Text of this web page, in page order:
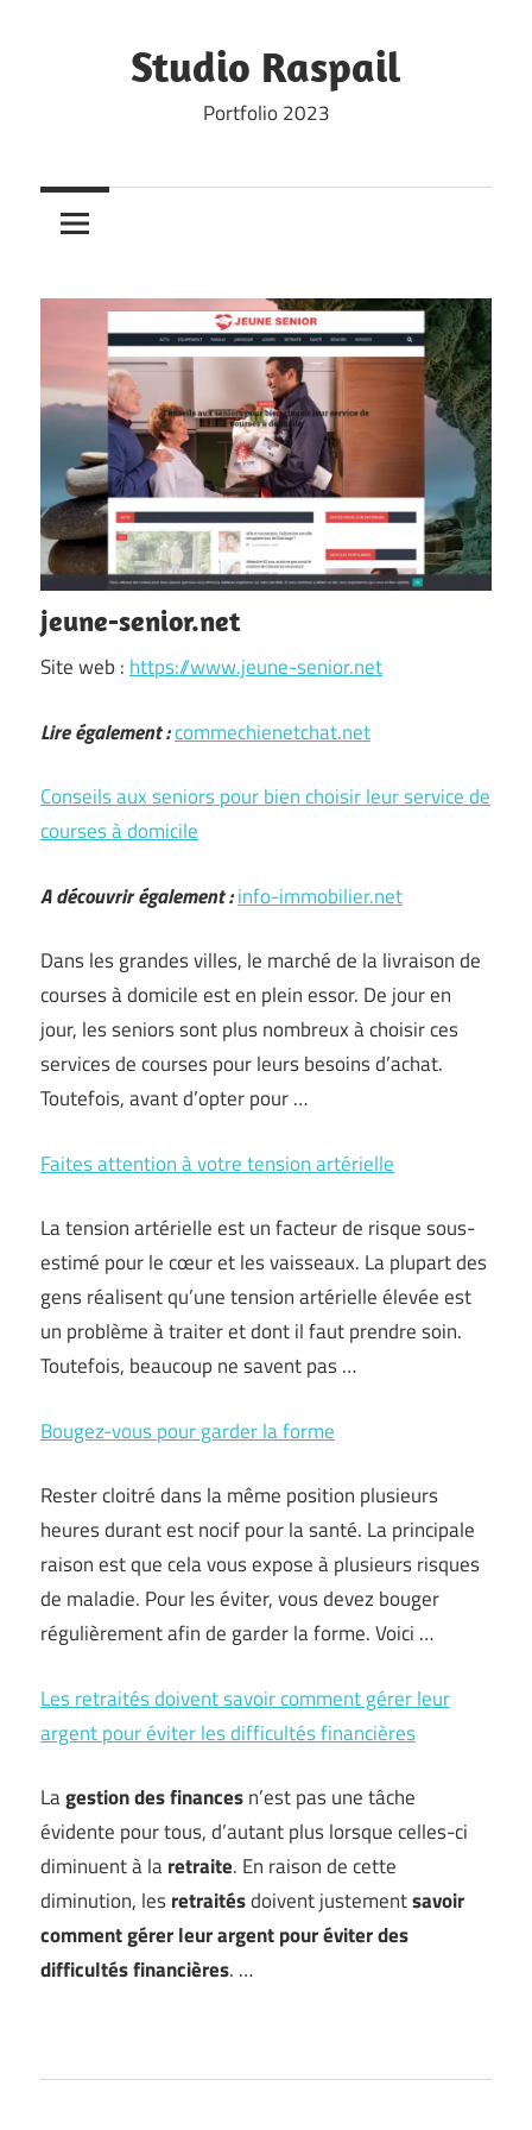
Studio Raspail
Portfolio 2023
jeune-senior.net
Site web : https://www.jeune-senior.net
Lire également :commechienetchat.net
Conseils aux seniors pour bien choisir leur service de
courses à domicile
A découvrir également :info-immobilier.net
Dans les grandes villes, le marché de la livraison de
courses à domicile est en plein essor. De jour en
jour, les seniors sont plus nombreux à choisir ces
services de courses pour leurs besoins d’achat.
Toutefois, avant d’opter pour …
Faites attention à votre tension artérielle
La tension artérielle est un facteur de risque sous-
estimé pour le cœur et les vaisseaux. La plupart des
gens réalisent qu’une tension artérielle élevée est
un problème à traiter et dont il faut prendre soin.
Toutefois, beaucoup ne savent pas …
Bougez-vous pour garder la forme
Rester cloitré dans la même position plusieurs
heures durant est nocif pour la santé. La principale
raison est que cela vous expose à plusieurs risques
de maladie. Pour les éviter, vous devez bouger
régulièrement afin de garder la forme. Voici …
Les retraités doivent savoir comment gérer leur
argent pour éviter les difficultés financières
Lagestion des financesn’est pas une tâche
évidente pour tous, d’autant plus lorsque celles-ci
diminuent à laretraite. En raison de cette
diminution, lesretraitésdoivent justementsavoir
comment gérer leur argent pour éviter des
difficultés financières. …